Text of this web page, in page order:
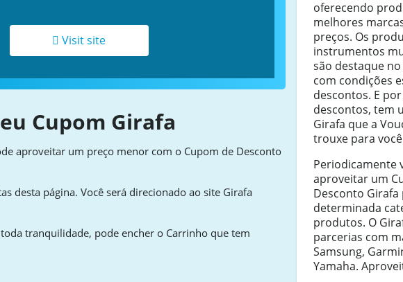
Visit site
Cupom Girafa
aproveitar um preço menor com o Cupom de Desconto
desta página. Você será direcionado ao site Girafa
tranquilidade, pode encher o Carrinho que tem
oferecendo
melhores
preços. Os
instrumentos
são destaque
com condições
descontos. E
descontos, tem
Girafa que a
trouxe para
Periodicamente
aproveitar um
Desconto Girafa
determinada
produtos. O
parcerias com
Samsung,
Yamaha.